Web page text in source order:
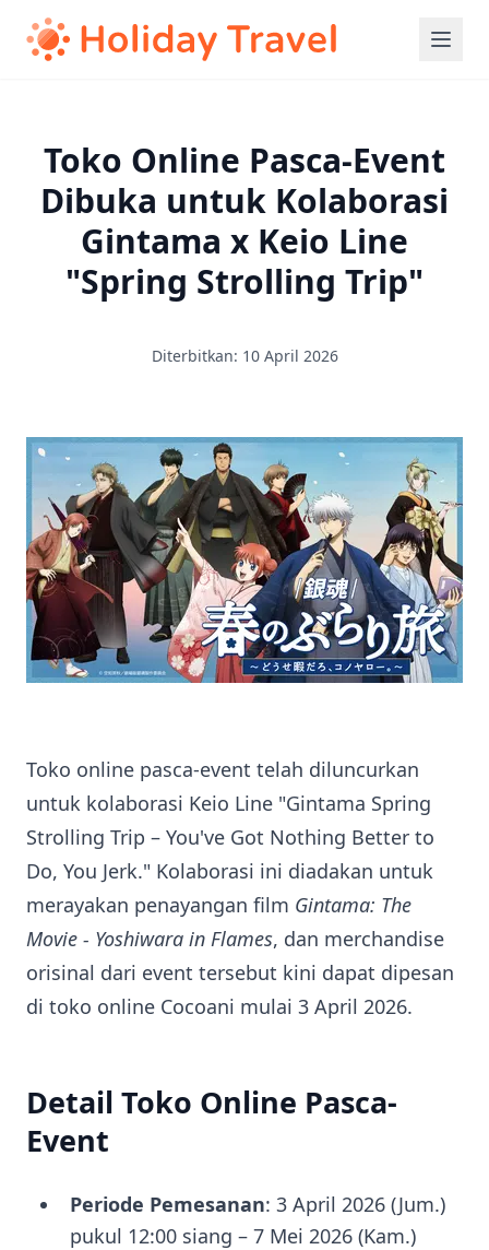
Toko Online Pasca-Event
Dibuka untuk Kolaborasi
Gintama x Keio Line
"Spring Strolling Trip"
Diterbitkan: 10 April 2026
Toko online pasca-event telah diluncurkan
untuk kolaborasi Keio Line "Gintama Spring
Strolling Trip – You've Got Nothing Better to
Do, You Jerk." Kolaborasi ini diadakan untuk
merayakan penayangan film Gintama: The
Movie - Yoshiwara in Flames, dan merchandise
orisinal dari event tersebut kini dapat dipesan
di toko online Cocoani mulai 3 April 2026.
Detail Toko Online Pasca-
Event
Periode Pemesanan: 3 April 2026 (Jum.)
pukul 12:00 siang – 7 Mei 2026 (Kam.)